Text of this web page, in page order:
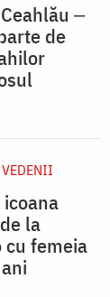
‒
de
la
cu femeia